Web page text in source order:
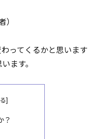
ってくるかと思います
ます。
？